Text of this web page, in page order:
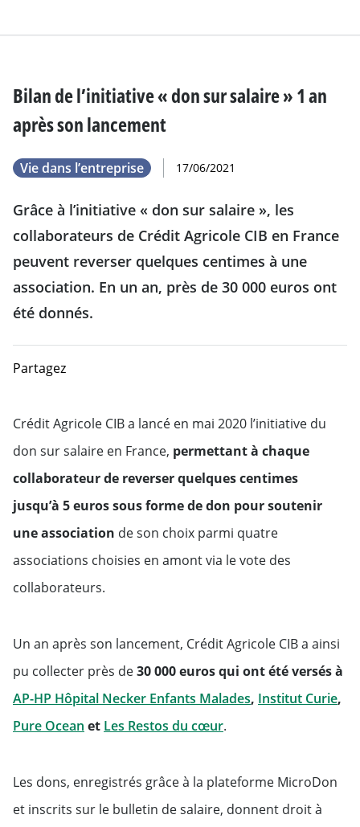
Bilan de l’initiative « don sur salaire » 1 an
après son lancement
Vie dans l’entreprise 17/06/2021
Grâce à l’initiative « don sur salaire », les
collaborateurs de Crédit Agricole CIB en France
peuvent reverser quelques centimes à une
association. En un an, près de 30 000 euros ont
été donnés.
Partagez
Crédit Agricole CIB a lancé en mai 2020 l’initiative du
don sur salaire en France, permettant à chaque
collaborateur de reverser quelques centimes
jusqu’à 5 euros sous forme de don pour soutenir
une association de son choix parmi quatre
associations choisies en amont via le vote des
collaborateurs.
Un an après son lancement, Crédit Agricole CIB a ainsi
pu collecter près de30 000 euros qui ont été versés à
AP-HP Hôpital Necker Enfants Malades, Institut Curie,
Pure Ocean et Les Restos du cœur.
Les dons, enregistrés grâce à la plateforme MicroDon
et inscrits sur le bulletin de salaire, donnent droit à